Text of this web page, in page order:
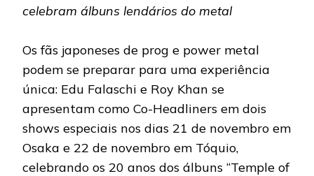
celebram álbuns lendários do metal
Os fãs japoneses de prog e power metal
podem se preparar para uma experiência
única: Edu Falaschi e Roy Khan se
apresentam como Co-Headliners em dois
shows especiais nos dias 21 de novembro em
Osaka e 22 de novembro em Tóquio,
celebrando os 20 anos dos álbuns “Temple of